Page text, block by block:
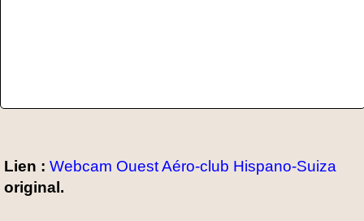
Lien : Webcam Ouest Aéro-club Hispano-Suiza
original.